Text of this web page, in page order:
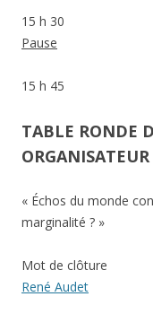
15 h 30
Pause
15 h 45
TABLE RONDE
ORGANISATEUR
« Échos du monde
marginalité ? »
Mot de clôture
René Audet